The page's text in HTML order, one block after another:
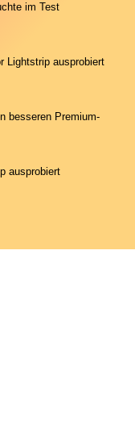
im Test
Lightstrip ausprobiert
besseren Premium-
ausprobiert